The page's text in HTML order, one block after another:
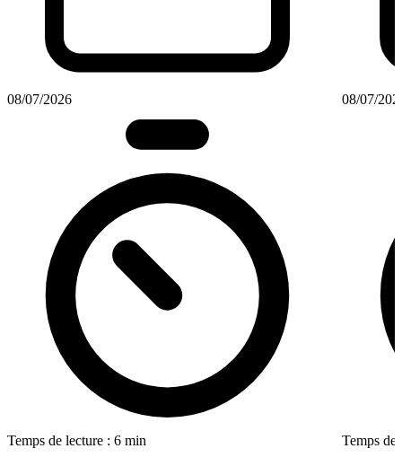
08/07/2026
Temps de lecture : 6 min
08/07/
Temps de